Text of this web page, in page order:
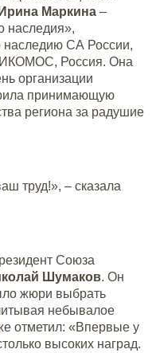
Ирина Маркина –
наследия»,
наследию СА России,
Россия. Она
организации
принимающую
региона за радушие
труд!», – сказала
Союза
Шумаков. Он
жюри выбрать
небывалое
отметил: «Впервые у
высоких наград.